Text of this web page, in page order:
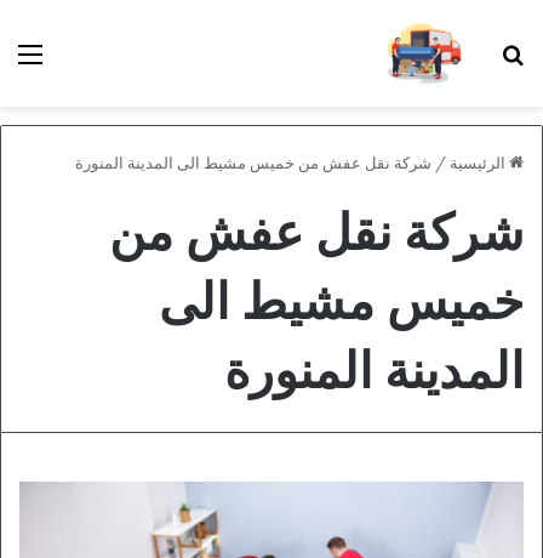
بحث عن
الرئيسية / شركة نقل عفش من خميس مشيط الى المدينة المنورة
شركة نقل عفش من
خميس مشيط الى
المدينة المنورة